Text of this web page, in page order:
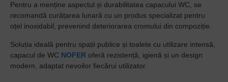
Pentru a menține aspectul și durabilitatea capacului WC, se
recomandă curățarea lunară cu un produs specializat pentru
oțel inoxidabil, prevenind deteriorarea cromului din compoziție.
Soluția ideală pentru spații publice și toalete cu utilizare intensă,
capacul de WC NOFER oferă rezistență, igienă și un design
modern, adaptat nevoilor fiecărui utilizator.